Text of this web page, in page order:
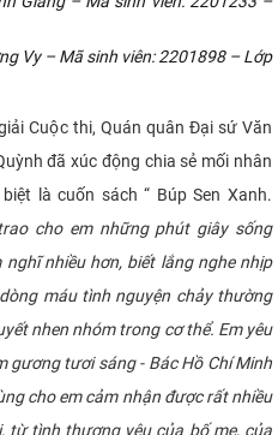
Vy – Mã sinh viên: 2201898 – Lớp
thi, Quán quân Đại sứ Văn
đã xúc động chia sẻ mối nhân
là cuốn sách “ Búp Sen Xanh.
cho em những phút giây sống
nhiều hơn, biết lắng nghe nhịp
máu tình nguyện chảy thường
nhen nhóm trong cơ thể. Em yêu
gương tươi sáng - Bác Hồ Chí Minh
cho em cảm nhận được rất nhiều
từ tình thương yêu của bố mẹ, của